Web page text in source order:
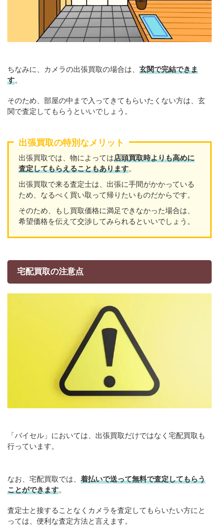
ちなみに、カメラの出張買取の場合は、 玄関で完結できま
す。
そのため、部屋の中まで入ってきてもらいたくない方は、玄
関で査定してもらうといいでしょう。
出張買取の特別なメリット
出張買取では、物によっては店頭買取時よりも高めに
査定してもらえることもあります。
出張買取で来る査定士は、出張に手間がかかっている
ため、なるべく買い取って帰りたいものだからです。
そのため、もし買取価格に満足できなかった場合は、
希望価格を伝えて交渉してみられるといいでしょう。
宅配買取の注意点
「バイセル」においては、出張買取だけではなく宅配買取も
行っています。
なお、宅配買取では、 着払いで送って無料で査定してもらう
ことができます。
査定士と接することなくカメラを査定してもらいたい方にと
っては、便利な査定方法と言えます。